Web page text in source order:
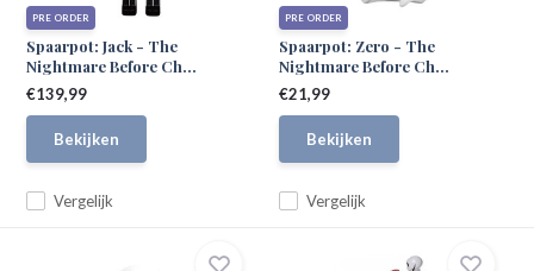
PRE ORDER
Spaarpot: Jack - The
Nightmare Before Ch...
Vergelijk
€139,99
Bekijken
PRE ORDER
Spaarpot: Zero - The
Nightmare Before Ch...
Vergelijk
€21,99
Bekijken